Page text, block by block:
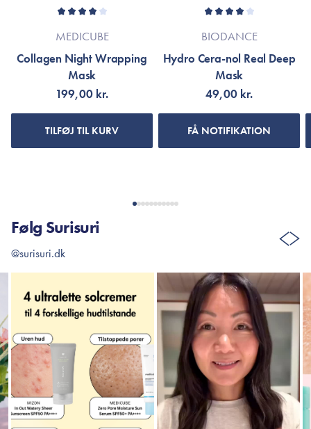
MEDICUBE
Collagen Night Wrapping
Mask
199,00 kr.
TILFØJ TIL KURV
BIODANCE
Hydro Cera-nol Real Deep
Mask
49,00 kr.
FÅ NOTIFIKATION
Følg Surisuri
@surisuri.dk